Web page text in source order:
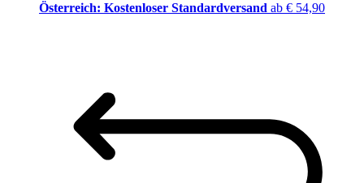
Österreich: Kostenloser Standardversand ab € 54,90